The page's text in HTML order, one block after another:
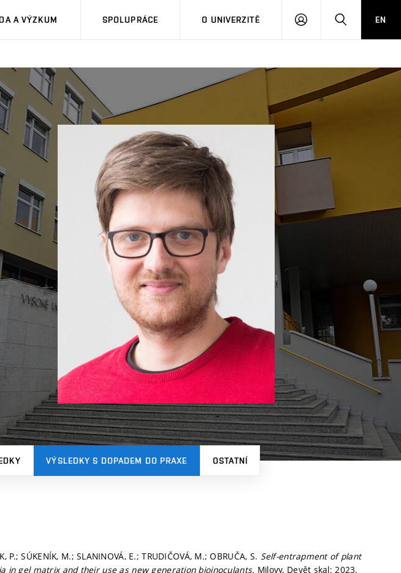
A VÝZKUM SPOLUPRÁCE O UNIVERZITĚ
PŘIHLÁSIT HLEDATEN
VÝSLEDKY S DOPADEM DO PRAXE OSTATNÍ
P.; SÚKENÍK, M.; SLANINOVÁ, E.; TRUDIČOVÁ, M.; OBRUČA, S. Self-entrapment of plant
in gel matrix and their use as new generation bioinoculants. Milovy, Devět skal: 2023.